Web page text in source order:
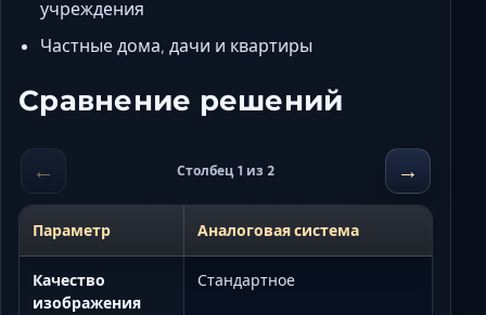
учреждения
Частные дома, дачи и квартиры
Сравнение решений
← Столбец 1 из 2 →
Параметр Аналоговая система
Качество
изображения
Стандартное